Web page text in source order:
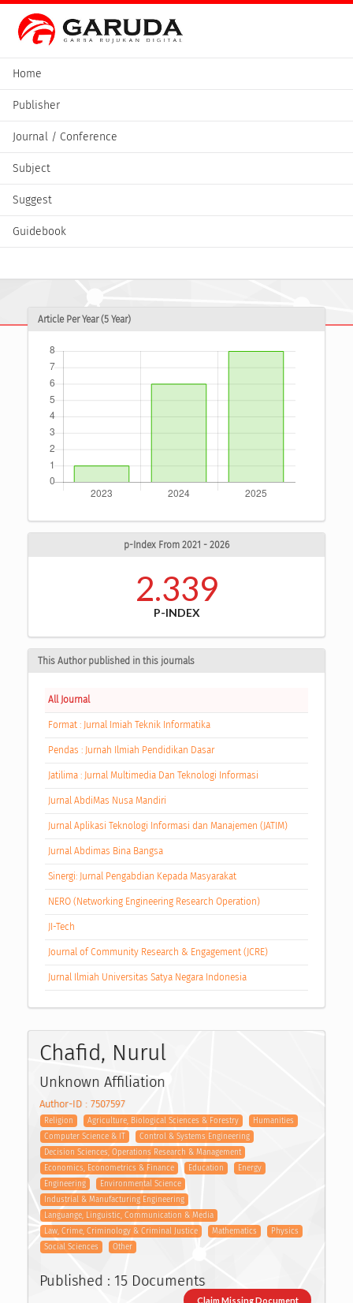
Home
Publisher
Journal / Conference
Subject
Suggest
Guidebook
Article Per Year (5 Year)
p-Index From 2021 - 2026
2.339
P-INDEX
This Author published in this journals
All Journal
Format : Jurnal Imiah Teknik Informatika
Pendas : Jurnah Ilmiah Pendidikan Dasar
Jatilima : Jurnal Multimedia Dan Teknologi Informasi
Jurnal AbdiMas Nusa Mandiri
Jurnal Aplikasi Teknologi Informasi dan Manajemen (JATIM)
Jurnal Abdimas Bina Bangsa
Sinergi: Jurnal Pengabdian Kepada Masyarakat
NERO (Networking Engineering Research Operation)
JI-Tech
Journal of Community Research & Engagement (JCRE)
Jurnal Ilmiah Universitas Satya Negara Indonesia
Chafid, Nurul
Unknown Affiliation
Author-ID : 7507597
Religion Agriculture, Biological Sciences & Forestry
Humanities
Computer Science & IT
Control & Systems Engineering
Decision Sciences, Operations Research & Management
Economics, Econometrics & Finance
Education
Energy
Engineering
Environmental Science
Industrial & Manufacturing Engineering
Languange, Linguistic, Communication & Media
Law, Crime, Criminology & Criminal Justice
Mathematics
Physics
Social Sciences
Other
Published : 15 Documents
Claim Missing Document